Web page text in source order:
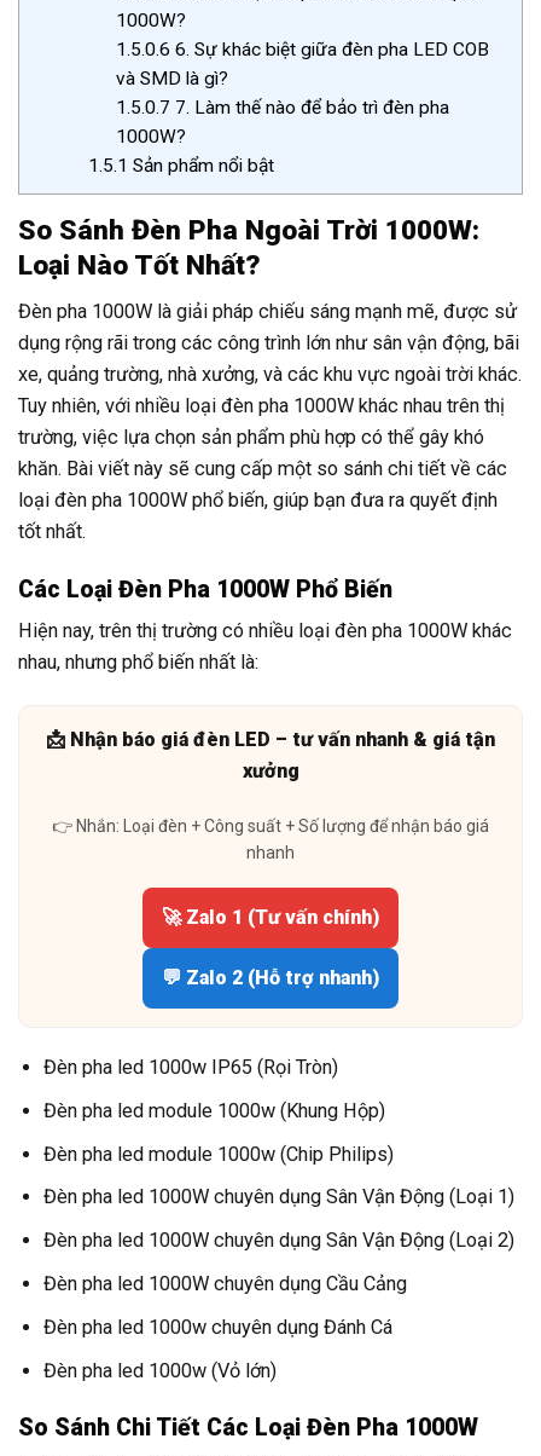
1000W?
1.5.0.6 6. Sự khác biệt giữa đèn pha LED COB
và SMD là gì?
1.5.0.7 7. Làm thế nào để bảo trì đèn pha
1000W?
1.5.1 Sản phẩm nổi bật
So Sánh Đèn Pha Ngoài Trời 1000W:
Loại Nào Tốt Nhất?
Đèn pha 1000W là giải pháp chiếu sáng mạnh mẽ, được sử
dụng rộng rãi trong các công trình lớn như sân vận động, bãi
xe, quảng trường, nhà xưởng, và các khu vực ngoài trời khác.
Tuy nhiên, với nhiều loại đèn pha 1000W khác nhau trên thị
trường, việc lựa chọn sản phẩm phù hợp có thể gây khó
khăn. Bài viết này sẽ cung cấp một so sánh chi tiết về các
loại đèn pha 1000W phổ biến, giúp bạn đưa ra quyết định
tốt nhất.
Các Loại Đèn Pha 1000W Phổ Biến
Hiện nay, trên thị trường có nhiều loại đèn pha 1000W khác
nhau, nhưng phổ biến nhất là:
📩 Nhận báo giá đèn LED – tư vấn nhanh & giá tận
xưởng
👉 Nhắn: Loại đèn + Công suất + Số lượng để nhận báo giá
nhanh
🚀 Zalo 1 (Tư vấn chính)
💬 Zalo 2 (Hỗ trợ nhanh)
Đèn pha led 1000w IP65 (Rọi Tròn)
Đèn pha led module 1000w (Khung Hộp)
Đèn pha led module 1000w (Chip Philips)
Đèn pha led 1000W chuyên dụng Sân Vận Động (Loại 1)
Đèn pha led 1000W chuyên dụng Sân Vận Động (Loại 2)
Đèn pha led 1000W chuyên dụng Cầu Cảng
Đèn pha led 1000w chuyên dụng Đánh Cá
Đèn pha led 1000w (Vỏ lớn)
So Sánh Chi Tiết Các Loại Đèn Pha 1000W